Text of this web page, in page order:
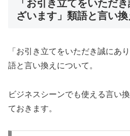
「お引き立てをいただ
ざいます」類語と言い換
「お引き立てをいただき誠にあ
語と言い換えについて。
ビジネスシーンでも使える言い
ておきます。